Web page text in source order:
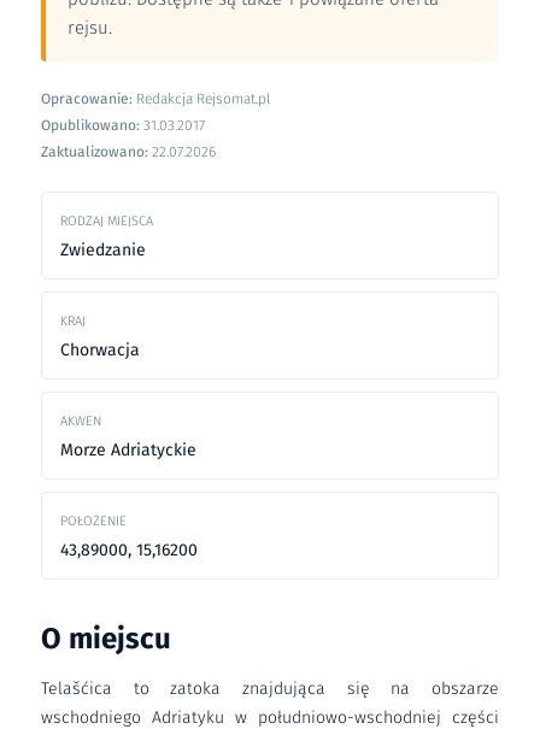
rejsu.
Opracowanie: Redakcja Rejsomat.pl
Opublikowano: 31.03.2017
Zaktualizowano: 22.07.2026
RODZAJ MIEJSCA
Zwiedzanie
KRAJ
Chorwacja
AKWEN
Morze Adriatyckie
POŁOŻENIE
43,89000, 15,16200
O miejscu
Telašćica to zatoka znajdująca się na obszarze
wschodniego Adriatyku w południowo-wschodniej części